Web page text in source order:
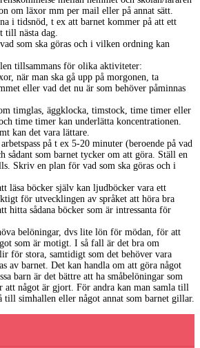
om läxor mm per mail eller på annat sätt.
i tidsnöd, t ex att barnet kommer på att ett
till nästa dag.
som ska göras och i vilken ordning kan
tillsammans för olika aktiviteter:
när man ska gå upp på morgonen, ta
eller vad det nu är som behöver påminnas
timglas, äggklocka, timstock, time timer eller
time timer kan underlätta koncentrationen.
kan det vara lättare.
på t ex 5-20 minuter (beroende på vad
sådant som barnet tycker om att göra. Ställ en
Skriv en plan för vad som ska göras och i
läsa böcker själv kan ljudböcker vara ett
för utvecklingen av språket att höra bra
hitta sådana böcker som är intressanta för
belöningar, dvs lite lön för mödan, för att
som är motigt. I så fall är det bra om
för stora, samtidigt som det behöver vara
av barnet. Det kan handla om att göra något
barn är det bättre att ha småbelöningar som
att något är gjort. För andra kan man samla till
till simhallen eller något annat som barnet gillar.